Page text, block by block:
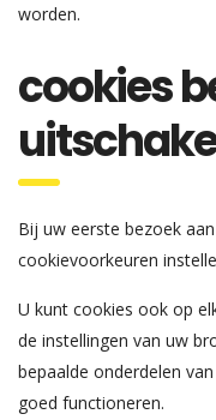
worden.
cookies
Bij uw eerste bezoek
cookievoorkeuren
U kunt cookies ook op
de instellingen van uw
bepaalde onderdelen
goed functioneren.